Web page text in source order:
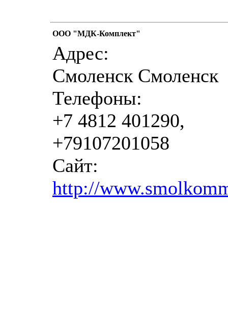
ООО "МДК-Комплект"
Адрес:
Смоленск Смоленск
Телефоны:
+7 4812 401290,
+79107201058
Сайт:
http://